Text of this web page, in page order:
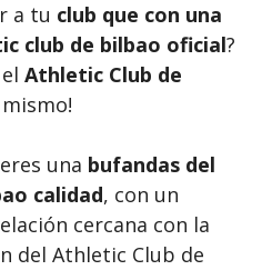
a tu club que con una
club de bilbao oficial?
Athletic Club de
una bufandas del
calidad, con un
cercana con la
del Athletic Club de